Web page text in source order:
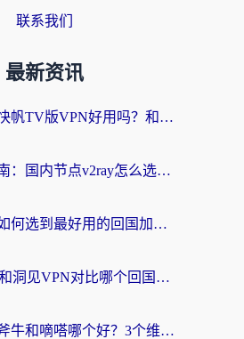
联系我们
最新资讯
海外党必看：快帆TV版VPN好用吗？和快游VPN对比哪个回国效果更好？附实用避坑指南
海外党无忧指南：国内节点v2ray怎么选？一键回国VPN+多场景实测帮你避坑
海外党必看：如何选到最好用的回国加速器？从节点到售后的全维度指南
ChickCN VPN和洞见VPN对比哪个回国效果更好？海外党亲测3款加速器+避坑指南
海外党必看：斧牛和嘀嗒哪个好？3个维度教你选对回国加速器